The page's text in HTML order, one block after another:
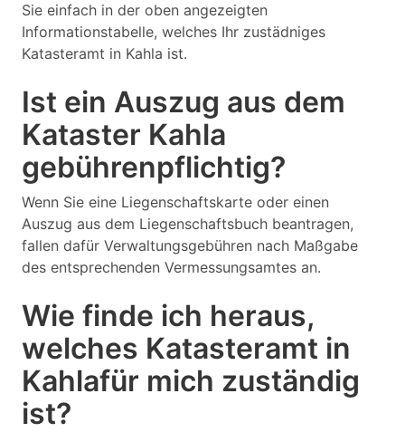
Sie einfach in der oben angezeigten
Informationstabelle, welches Ihr zustädniges
Katasteramt in Kahla ist.
Ist ein Auszug aus dem
Kataster Kahla
gebührenpflichtig?
Wenn Sie eine Liegenschaftskarte oder einen
Auszug aus dem Liegenschaftsbuch beantragen,
fallen dafür Verwaltungsgebühren nach Maßgabe
des entsprechenden Vermessungsamtes an.
Wie finde ich heraus,
welches Katasteramt in
Kahlafür mich zuständig
ist?